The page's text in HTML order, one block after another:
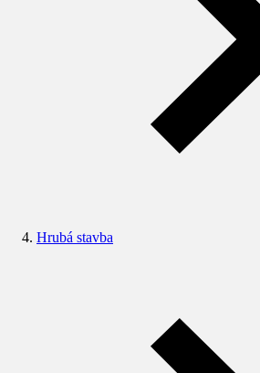
Hrubá stavba